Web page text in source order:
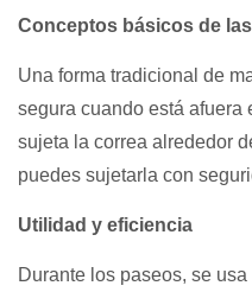
Conceptos básicos de
Una forma tradicional de
segura cuando está afuera
sujeta la correa alrededor
puedes sujetarla con
Utilidad y eficiencia
Durante los paseos, se